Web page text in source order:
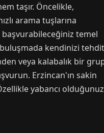
taşır. Öncelikle,
arama tuşlarına
temel
buluşmada kendinizi
veya kalabalık bir
Erzincan'ın sakin
yabancı